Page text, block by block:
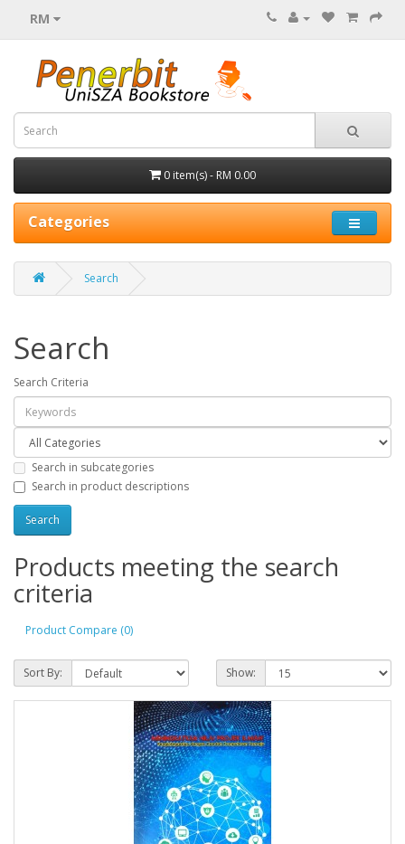
RM
0 item(s) - RM 0.00
Categories
Search
Search
Search Criteria
Search in subcategories
Search in product descriptions
Products meeting the search
criteria
Product Compare (0)
Sort By: Show: